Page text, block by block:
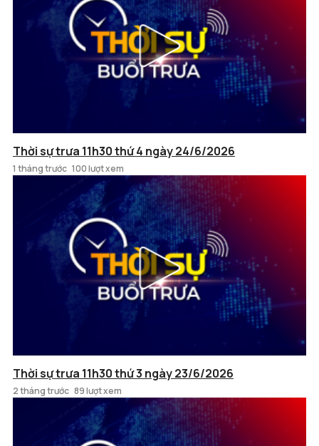
Thời sự trưa 11h30 thứ 4 ngày 24/6/2026
1 tháng trước 100 lượt xem
Thời sự trưa 11h30 thứ 3 ngày 23/6/2026
2 tháng trước 89 lượt xem